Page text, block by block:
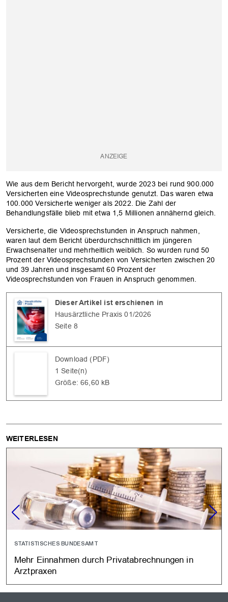
OK
Wie aus dem Bericht hervorgeht, wurde 2023 bei rund 900.000
Versicherten eine Videosprechstunde genutzt. Das waren etwa
100.000 Versicherte weniger als 2022. Die Zahl der
Behandlungsfälle blieb mit etwa 1,5 Millionen annähernd gleich.
Versicherte, die Videosprechstunden in Anspruch nahmen,
waren laut dem Bericht überdurchschnittlich im jüngeren
Erwachsenalter und mehrheitlich weiblich. So wurden rund 50
Prozent der Videosprechstunden von Versicherten zwischen 20
und 39 Jahren und insgesamt 60 Prozent der
Videosprechstunden von Frauen in Anspruch genommen.
Dieser Artikel ist erschienen in
Hausärztliche Praxis 01/2026
Seite 8
Download (PDF)
1 Seite(n)
Größe: 66,60 kB
WEITERLESEN
STATISTISCHES BUNDESAMT
Mehr Einnahmen durch Privatabrechnungen in
Arztpraxen